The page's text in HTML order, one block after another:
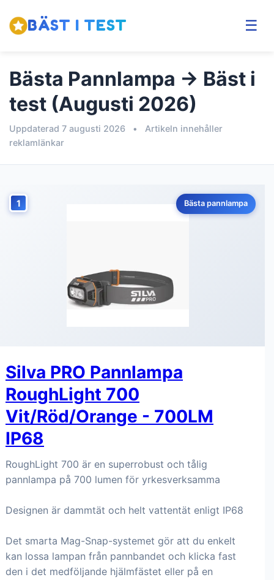
BÄST I TEST ☰
Bästa Pannlampa → Bäst i
test (Augusti 2026)
Uppdaterad 7 augusti 2026 •
Artikeln innehåller
reklamlänkar
1 Bästa pannlampa
Silva PRO Pannlampa
RoughLight 700
Vit/Röd/Orange - 700LM
IP68
RoughLight 700 är en superrobust och tålig
pannlampa på 700 lumen för yrkesverksamma
Designen är dammtät och helt vattentät enligt IP68
Det smarta Mag-Snap-systemet gör att du enkelt
kan lossa lampan från pannbandet och klicka fast
den i det medföljande hjälmfästet eller på en